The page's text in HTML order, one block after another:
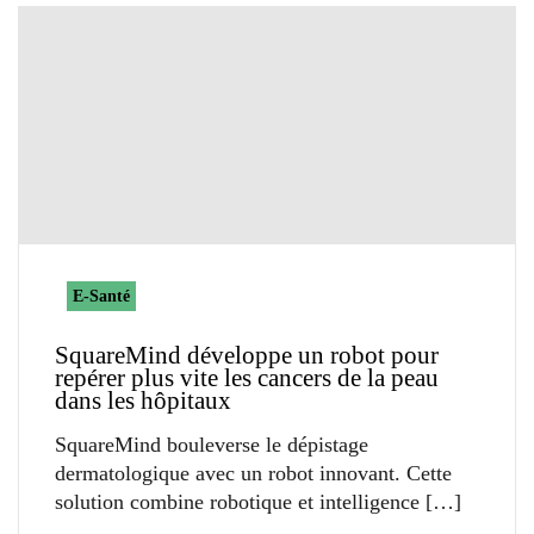
E-Santé
SquareMind développe un robot pour
repérer plus vite les cancers de la peau
dans les hôpitaux
SquareMind bouleverse le dépistage
dermatologique avec un robot innovant. Cette
solution combine robotique et intelligence